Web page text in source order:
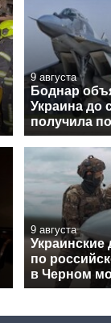
9 августа
Боднар
Украина до
получила
9 августа
по
в Черном